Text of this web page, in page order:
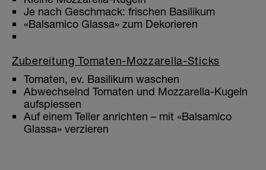
Je nach Geschmack: frischen Basilikum
«Balsamico Glassa» zum Dekorieren
Zubereitung Tomaten-Mozzarella-Sticks
Tomaten, ev. Basilikum waschen
Abwechselnd Tomaten und Mozzarella-Kugeln
aufspiessen
Auf einem Teller anrichten – mit «Balsamico
Glassa» verzieren